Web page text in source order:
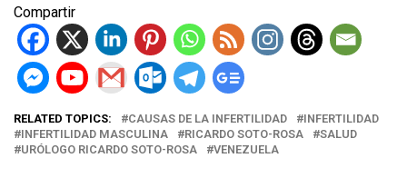
Compartir
RELATED TOPICS: CAUSAS DE LA INFERTILIDAD
INFERTILIDAD
INFERTILIDAD MASCULINA
RICARDO SOTO-ROSA
SALUD
URÓLOGO RICARDO SOTO-ROSA
VENEZUELA